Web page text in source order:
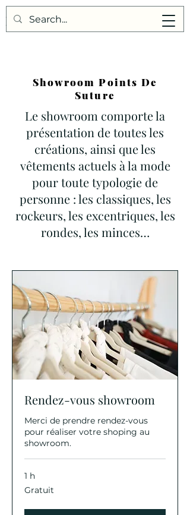
Points de Suture
Showroom Points De
Suture
Le showroom comporte la
présentation de toutes les
créations, ainsi que les
vêtements actuels à la mode
pour toute typologie de
personne : les classiques, les
rockeurs, les excentriques, les
rondes, les minces…
Rendez-vous showroom
Merci de prendre rendez-vous
pour réaliser votre shoping au
showroom.
1 h
Gratuit
Gratuit